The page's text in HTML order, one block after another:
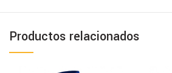
Productos relacionados